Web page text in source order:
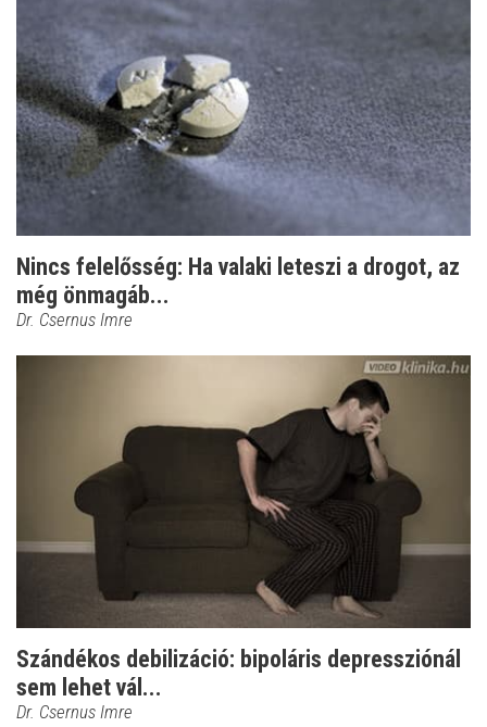
Nincs felelősség: Ha valaki leteszi a drogot, az
még önmagáb...
Dr. Csernus Imre
Szándékos debilizáció: bipoláris depressziónál
sem lehet vál...
Dr. Csernus Imre